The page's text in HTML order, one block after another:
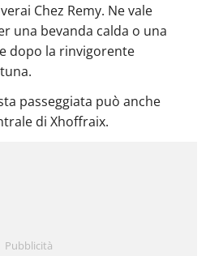
Chez Remy. Ne vale
una bevanda calda o una
dopo la rinvigorente
passeggiata può anche
di Xhoffraix.
Pubblicità